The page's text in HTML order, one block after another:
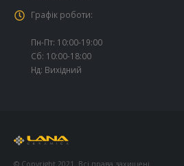
Графік роботи:
Пн-Пт: 10:00-19:00
Сб: 10:00-18:00
Нд: Вихідний
© Copyright 2021. Всі права захищені.